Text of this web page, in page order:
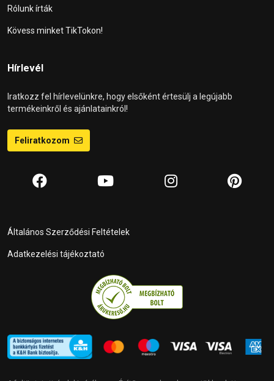
Rólunk írták
Kövess minket TikTokon!
Hírlevél
Iratkozz fel hírlevelünkre, hogy elsőként értesülj a legújabb
termékeinkről és ajánlatainkról!
Feliratkozom
Általános Szerződési Feltételek
Adatkezelési tájékoztató